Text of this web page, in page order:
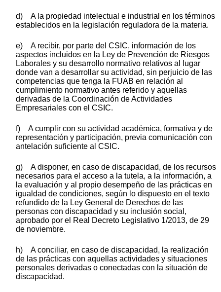
d) A la propiedad intelectual e industrial en los términos
establecidos en la legislación reguladora de la materia.
e) A recibir, por parte del CSIC, información de los
aspectos incluidos en la Ley de Prevención de Riesgos
Laborales y su desarrollo normativo relativos al lugar
donde van a desarrollar su actividad, sin perjuicio de las
competencias que tenga la FUAB en relación al
cumplimiento normativo antes referido y aquellas
derivadas de la Coordinación de Actividades
Empresariales con el CSIC.
f) A cumplir con su actividad académica, formativa y de
representación y participación, previa comunicación con
antelación suficiente al CSIC.
g) A disponer, en caso de discapacidad, de los recursos
necesarios para el acceso a la tutela, a la información, a
la evaluación y al propio desempeño de las prácticas en
igualdad de condiciones, según lo dispuesto en el texto
refundido de la Ley General de Derechos de las
personas con discapacidad y su inclusión social,
aprobado por el Real Decreto Legislativo 1/2013, de 29
de noviembre.
h) A conciliar, en caso de discapacidad, la realización
de las prácticas con aquellas actividades y situaciones
personales derivadas o conectadas con la situación de
discapacidad.